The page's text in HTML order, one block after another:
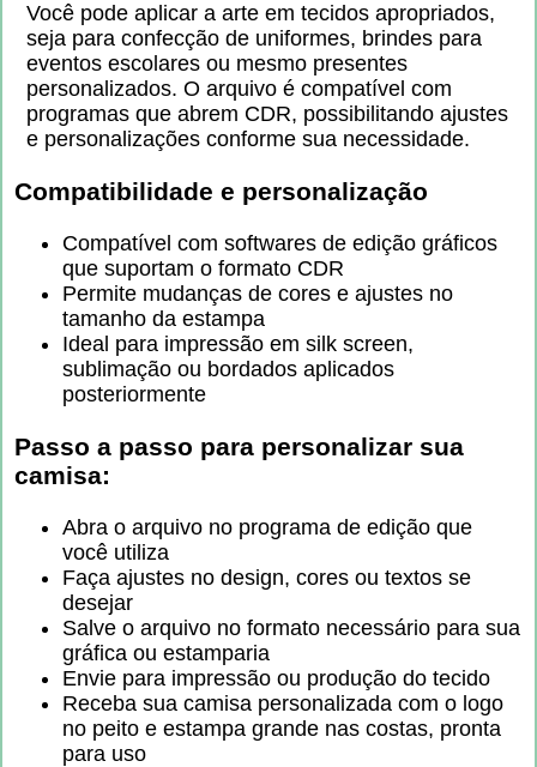
Você pode aplicar a arte em tecidos apropriados,
seja para confecção de uniformes, brindes para
eventos escolares ou mesmo presentes
personalizados. O arquivo é compatível com
programas que abrem CDR, possibilitando ajustes
e personalizações conforme sua necessidade.
Compatibilidade e personalização
Compatível com softwares de edição gráficos
que suportam o formato CDR
Permite mudanças de cores e ajustes no
tamanho da estampa
Ideal para impressão em silk screen,
sublimação ou bordados aplicados
posteriormente
Passo a passo para personalizar sua
camisa:
Abra o arquivo no programa de edição que
você utiliza
Faça ajustes no design, cores ou textos se
desejar
Salve o arquivo no formato necessário para sua
gráfica ou estamparia
Envie para impressão ou produção do tecido
Receba sua camisa personalizada com o logo
no peito e estampa grande nas costas, pronta
para uso